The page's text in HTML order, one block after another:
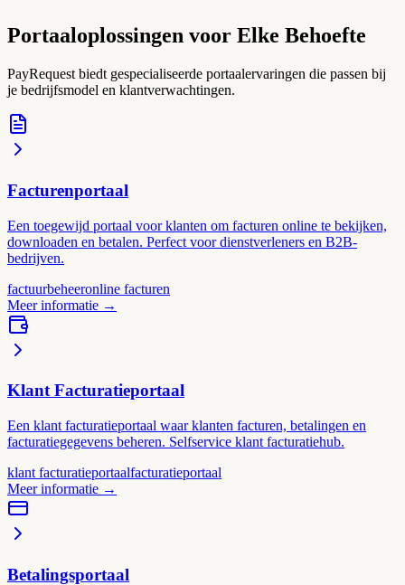
Portaaloplossingen voor Elke Behoefte
PayRequest biedt gespecialiseerde portaalervaringen die passen bij
je bedrijfsmodel en klantverwachtingen.
Facturenportaal
Een toegewijd portaal voor klanten om facturen online te bekijken,
downloaden en betalen. Perfect voor dienstverleners en B2B-
bedrijven.
factuurbeheeronline facturen
Meer informatie →
Klant Facturatieportaal
Een klant facturatieportaal waar klanten facturen, betalingen en
facturatiegegevens beheren. Selfservice klant facturatiehub.
klant facturatieportaalfacturatieportaal
Meer informatie →
Betalingsportaal